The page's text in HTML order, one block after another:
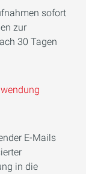
sofort
zur
30 Tagen
E-Mails
in die